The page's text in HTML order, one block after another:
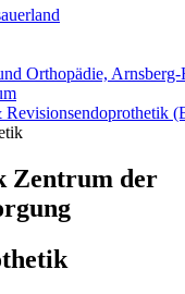
Orthopädie, Arnsberg-
Zentrum der